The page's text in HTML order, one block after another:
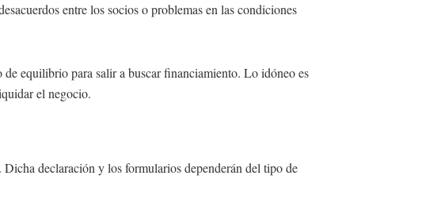
entre los socios o problemas en las condiciones
equilibrio para salir a buscar financiamiento. Lo idóneo es
el negocio.
declaración y los formularios dependerán del tipo de